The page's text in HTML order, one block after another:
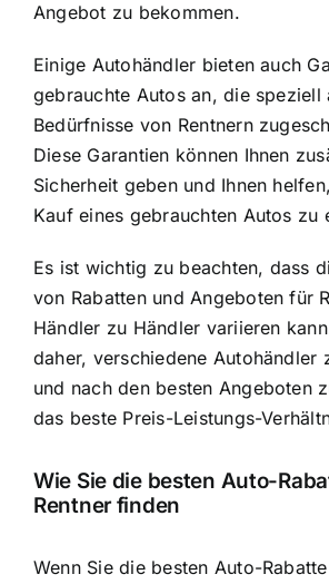
Angebot zu bekommen.
Einige Autohändler bieten auch
gebrauchte Autos an, die speziell
Bedürfnisse von Rentnern
Diese Garantien können Ihnen
Sicherheit geben und Ihnen
Kauf eines gebrauchten Autos zu
Es ist wichtig zu beachten, dass
von Rabatten und Angeboten für
Händler zu Händler variieren
daher, verschiedene Autohändler
und nach den besten Angeboten
das beste Preis-Leistungs-
Wie Sie die besten Auto-
Rentner finden
Wenn Sie die besten Auto-